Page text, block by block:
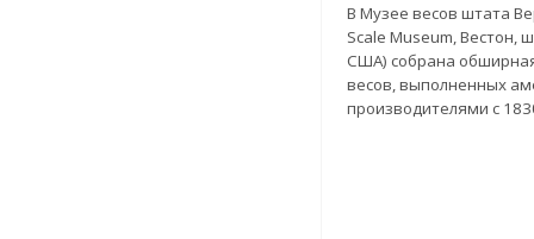
В Музее весов штата
Scale Museum, Вестон,
США) собрана
весов, выполненных
производителями с